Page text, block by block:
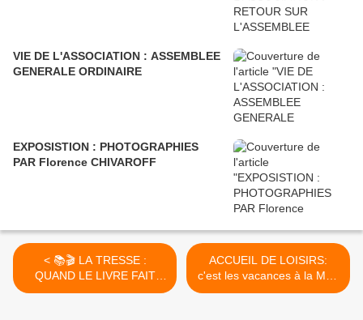
VIE DE L'ASSOCIATION : ASSEMBLEE
GENERALE ORDINAIRE
EXPOSISTION : PHOTOGRAPHIES
PAR Florence CHIVAROFF
< 📚🎬 LA TRESSE :
QUAND LE LIVRE FAIT
SON CINÉMA 🎬📚
ACCUEIL DE LOISIRS:
c'est les vacances à la MJC
Chaque jour les petits